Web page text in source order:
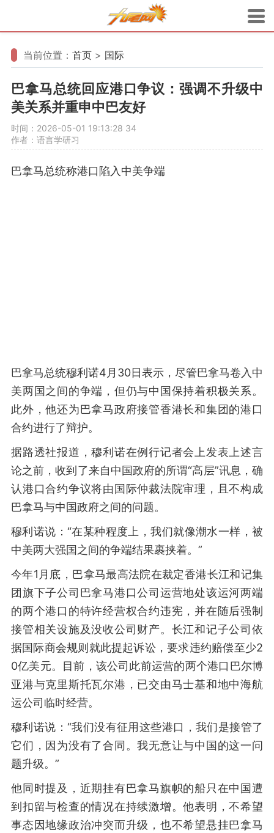
当前位置： 首页 > 国际
巴拿马总统回应港口争议：强调不升级中
美关系并重申中巴友好
时间：2026-05-01 19:13:28 34
作者：语言学研习
巴拿马总统称港口陷入中美争端
巴拿马总统穆利诺4月30日表示，尽管巴拿马卷入中
美两国之间的争端，但仍与中国保持着积极关系。
此外，他还为巴拿马政府接管香港长和集团的港口
合约进行了辩护。
据路透社报道，穆利诺在例行记者会上发表上述言
论之前，收到了来自中国政府的所谓“高层”讯息，确
认港口合约争议将由国际仲裁法院审理，且不构成
巴拿马与中国政府之间的问题。
穆利诺说：“在某种程度上，我们就像潮水一样，被
中美两大强国之间的争端结果裹挟着。”
今年1月底，巴拿马最高法院在裁定香港长江和记集
团旗下子公司巴拿马港口公司运营地处该运河两端
的两个港口的特许经营权合约违宪，并在随后强制
接管相关设施及没收公司财产。长江和记子公司依
据国际商会规则就此提起诉讼，要求违约赔偿至少2
0亿美元。目前，该公司此前运营的两个港口巴尔博
亚港与克里斯托瓦尔港，已交由马士基和地中海航
运公司临时经营。
穆利诺说：“我们没有征用这些港口，我们是接管了
它们，因为没有了合同。我无意让与中国的这一问
题升级。”
他同时提及，近期挂有巴拿马旗帜的船只在中国遭
到扣留与检查的情况在持续激增。他表明，不希望
事态因地缘政治冲突而升级，也不希望悬挂巴拿马